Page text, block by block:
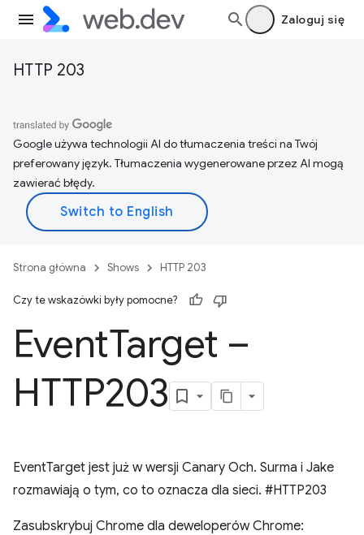
Zaloguj się
HTTP 203
Google używa technologii AI do tłumaczenia treści na Twój
preferowany język. Tłumaczenia wygenerowane przez AI mogą
zawierać błędy.
Strona główna Shows HTTP 203
Czy te wskazówki były pomocne?
EventTarget –
HTTP203
EventTarget jest już w wersji Canary Och. Surma i Jake
rozmawiają o tym, co to oznacza dla sieci. #HTTP203
Zasubskrybuj Chrome dla deweloperów Chrome: